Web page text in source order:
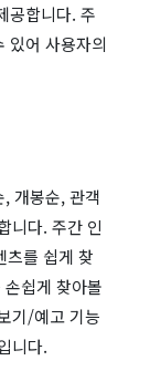
공합니다. 주
있어 사용자의
, 개봉순, 관객
니다. 주간 인
츠를 쉽게 찾
쉽게 찾아볼
기/예고 기능
니다​​.